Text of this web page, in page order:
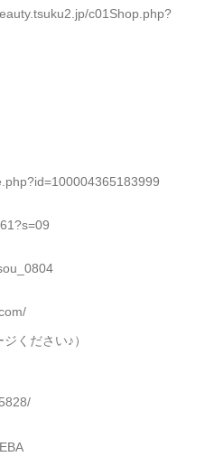
c01Shop.php?
ください♪）